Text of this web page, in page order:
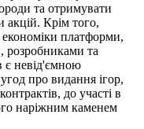
та отримувати
акцій. Крім того,
платформи,
розробниками та
невід'ємною
про видання ігор,
до участі в
наріжним каменем